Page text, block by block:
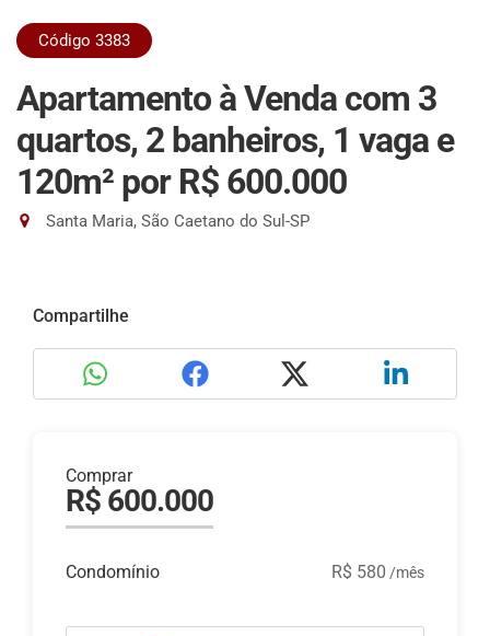
Código 3383
Apartamento à Venda com 3
quartos, 2 banheiros, 1 vaga e
120m² por R$ 600.000
Santa Maria, São Caetano do Sul-SP
Compartilhe
Comprar
R$ 600.000
Condomínio R$ 580 /mês